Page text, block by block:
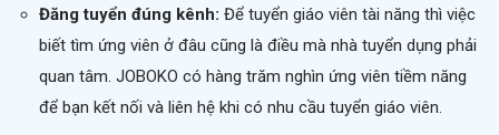
Đăng tuyển đúng kênh: Để tuyển giáo viên tài năng thì việc
biết tìm ứng viên ở đâu cũng là điều mà nhà tuyển dụng phải
quan tâm. JOBOKO có hàng trăm nghìn ứng viên tiềm năng
để bạn kết nối và liên hệ khi có nhu cầu tuyển giáo viên.